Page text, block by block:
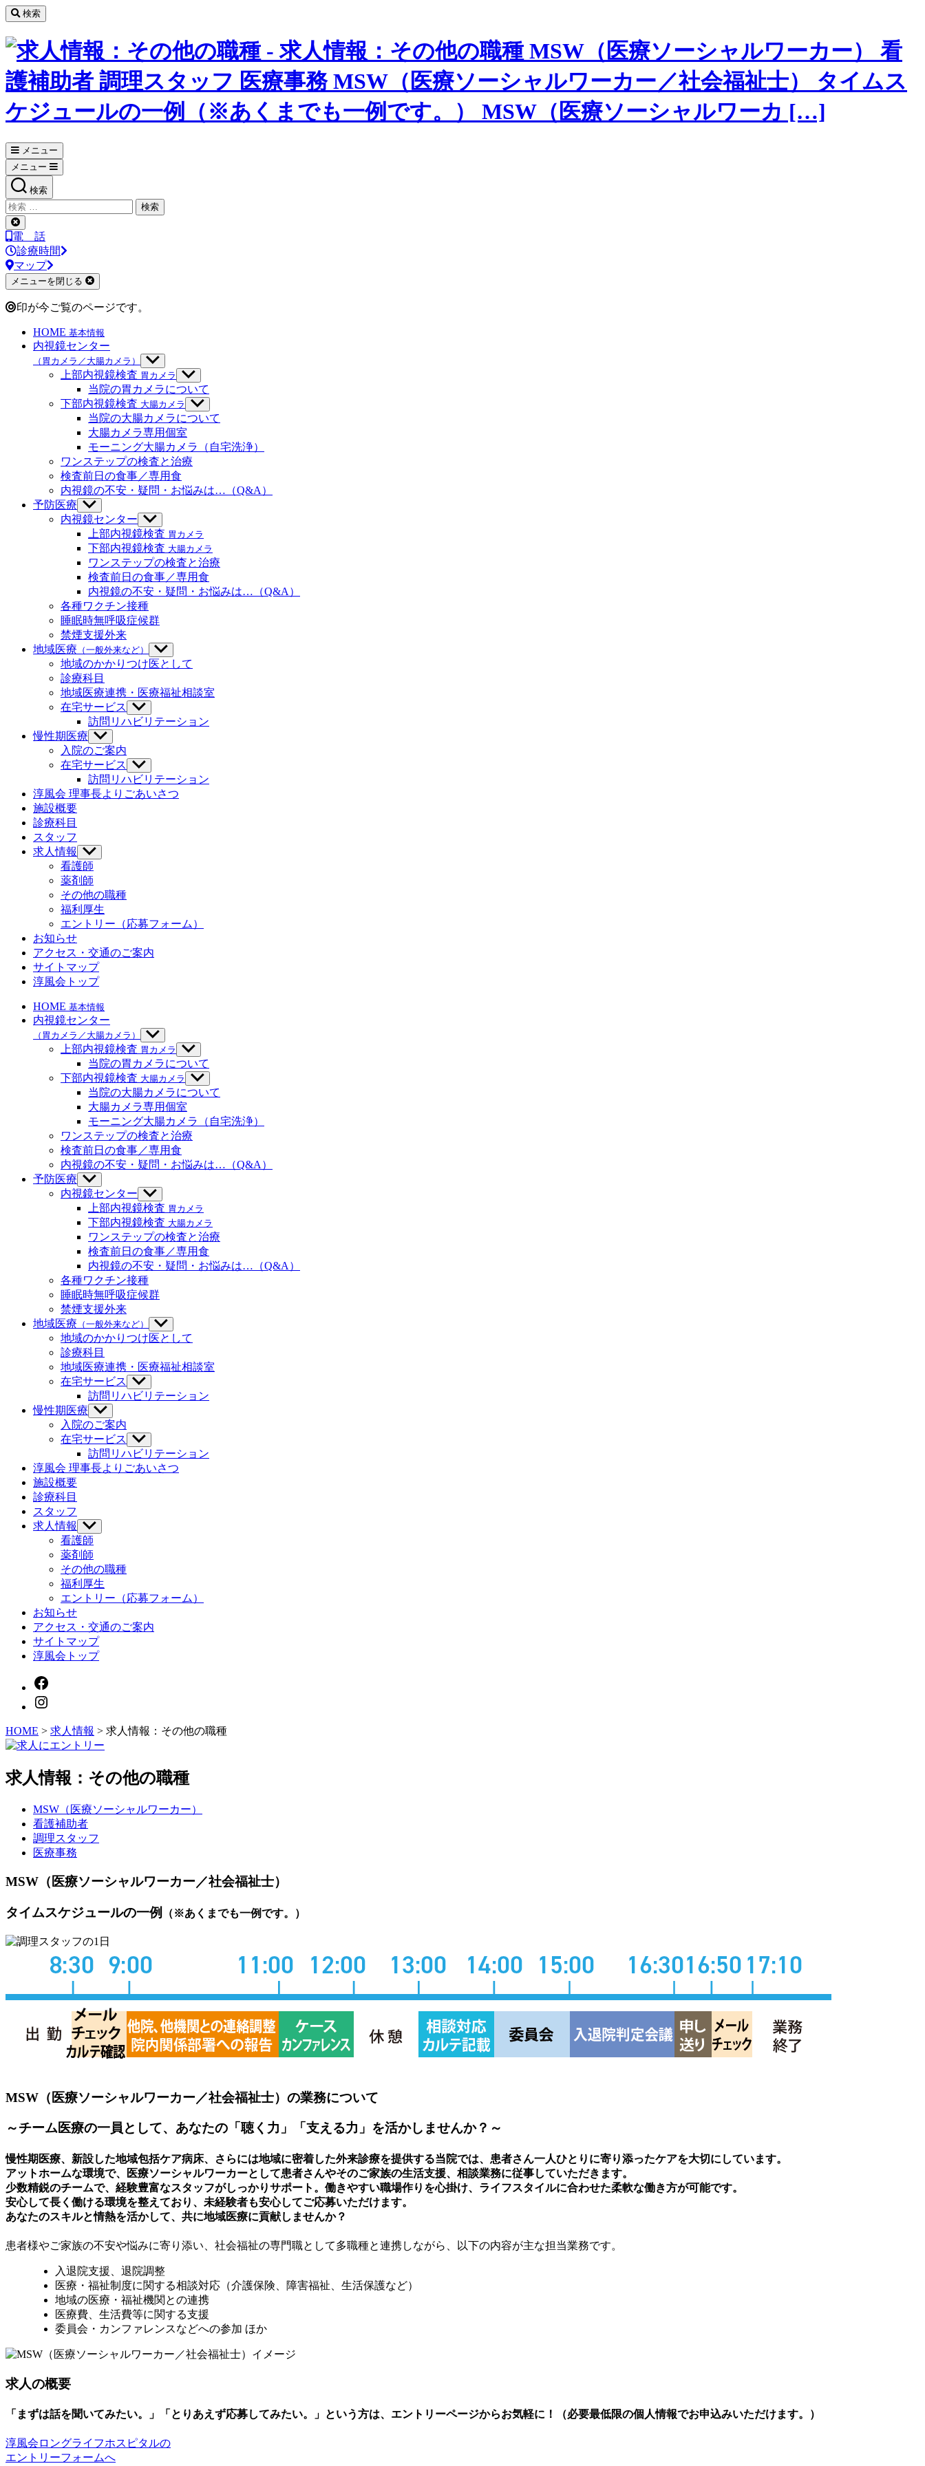
コ
ン
テ
ツ
へ
キ
プ
検索
メニュー
メニュー
検索
検
索
対
象:
検
索
を
閉
じ
る
電 話
診療時間
マップ
メニューを閉じる
印が今ご覧のページです。
HOME 基本情報
内視鏡センター
（胃カメラ／大腸カメラ）
サ
ブ
メ
ュ
ー
を
表
示
上部内視鏡検査 胃カメラ
サ
ブ
メ
ニ
ュ
ー
を
表
当院の胃カメラについて
下部内視鏡検査 大腸カメラ
サ
ブ
ニ
ュ
ー
表
当院の大腸カメラについて
大腸カメラ専用個室
モーニング大腸カメラ（自宅洗浄）
ワンステップの検査と治療
検査前日の食事／専用食
内視鏡の不安・疑問・お悩みは…（Q&A）
予防医療 サ
ブ
ニ
ュ
ー
を
表
示
内視鏡センター サ
ブ
メ
ニ
ュ
ー
を
表
示
上部内視鏡検査 胃カメラ
下部内視鏡検査 大腸カメラ
ワンステップの検査と治療
検査前日の食事／専用食
内視鏡の不安・疑問・お悩みは…（Q&A）
各種ワクチン接種
睡眠時無呼吸症候群
禁煙支援外来
地域医療 （一般外来など）
サ
ブ
ニ
ュ
を
地域のかかりつけ医として
診療科目
地域医療連携・医療福祉相談室
在宅サービス
サ
ブ
ュ
ー
を
表
訪問リハビリテーション
慢性期医療 サ
ブ
ニ
ュ
ー
入院のご案内
在宅サービス
サ
ブ
メ
訪問リハビリテーション
淳風会 理事長よりごあいさつ
施設概要
診療科目
スタッフ
求人情報
サ
ブ
メ
ニ
ュ
ー
を
示
看護師
薬剤師
その他の職種
福利厚生
エントリー（応募フォーム）
お知らせ
アクセス・交通のご案内
サイトマップ
淳風会トップ
HOME 基本情報
内視鏡センター
（胃カメラ／大腸カメラ）
サ
ブ
メ
ュ
ー
を
表
示
上部内視鏡検査 胃カメラ
サ
ブ
メ
ニ
ュ
ー
を
表
当院の胃カメラについて
下部内視鏡検査 大腸カメラ
サ
ブ
ニ
ュ
ー
表
当院の大腸カメラについて
大腸カメラ専用個室
モーニング大腸カメラ（自宅洗浄）
ワンステップの検査と治療
検査前日の食事／専用食
内視鏡の不安・疑問・お悩みは…（Q&A）
予防医療 サ
ブ
ニ
ュ
ー
を
表
示
内視鏡センター サ
ブ
メ
ニ
ュ
ー
を
表
示
上部内視鏡検査 胃カメラ
下部内視鏡検査 大腸カメラ
ワンステップの検査と治療
検査前日の食事／専用食
内視鏡の不安・疑問・お悩みは…（Q&A）
各種ワクチン接種
睡眠時無呼吸症候群
禁煙支援外来
地域医療 （一般外来など）
サ
ブ
ニ
ュ
を
地域のかかりつけ医として
診療科目
地域医療連携・医療福祉相談室
在宅サービス
サ
ブ
ュ
ー
を
表
訪問リハビリテーション
慢性期医療 サ
ブ
ニ
ュ
ー
入院のご案内
在宅サービス
サ
ブ
メ
訪問リハビリテーション
淳風会 理事長よりごあいさつ
施設概要
診療科目
スタッフ
求人情報
サ
ブ
メ
ニ
ュ
ー
を
示
看護師
薬剤師
その他の職種
福利厚生
エントリー（応募フォーム）
お知らせ
アクセス・交通のご案内
サイトマップ
淳風会トップ
HOME > 求人情報 > 求人情報：その他の職種
求人情報：その他の職種
MSW（医療ソーシャルワーカー）
看護補助者
調理スタッフ
医療事務
MSW（医療ソーシャルワーカー／社会福祉士）
タイムスケジュールの一例 （※あくまでも一例です。）
MSW（医療ソーシャルワーカー／社会福祉士）の業務について
～チーム医療の一員として、あなたの「聴く力」「支える力」を活かしませんか？～
慢性期医療、新設した地域包括ケア病床、さらには地域に密着した外来診療を提供する当院では、患者さん一人ひとりに寄り添ったケアを大切にしています。
アットホームな環境で、医療ソーシャルワーカーとして患者さんやそのご家族の生活支援、相談業務に従事していただきます。
少数精鋭のチームで、経験豊富なスタッフがしっかりサポート。働きやすい職場作りを心掛け、ライフスタイルに合わせた柔軟な働き方が可能です。
安心して長く働ける環境を整えており、未経験者も安心してご応募いただけます。
あなたのスキルと情熱を活かして、共に地域医療に貢献しませんか？
患者様やご家族の不安や悩みに寄り添い、社会福祉の専門職として多職種と連携しながら、以下の内容が主な担当業務です。
入退院支援、退院調整
医療・福祉制度に関する相談対応（介護保険、障害福祉、生活保護など）
地域の医療・福祉機関との連携
医療費、生活費等に関する支援
委員会・カンファレンスなどへの参加 ほか
求人の概要
「まずは話を聞いてみたい。」「とりあえず応募してみたい。」という方は、エントリーページからお気軽に！（必要最低限の個人情報でお申込みいただけます。）
淳風会ロングライフホスピタルの
エントリーフォームへ